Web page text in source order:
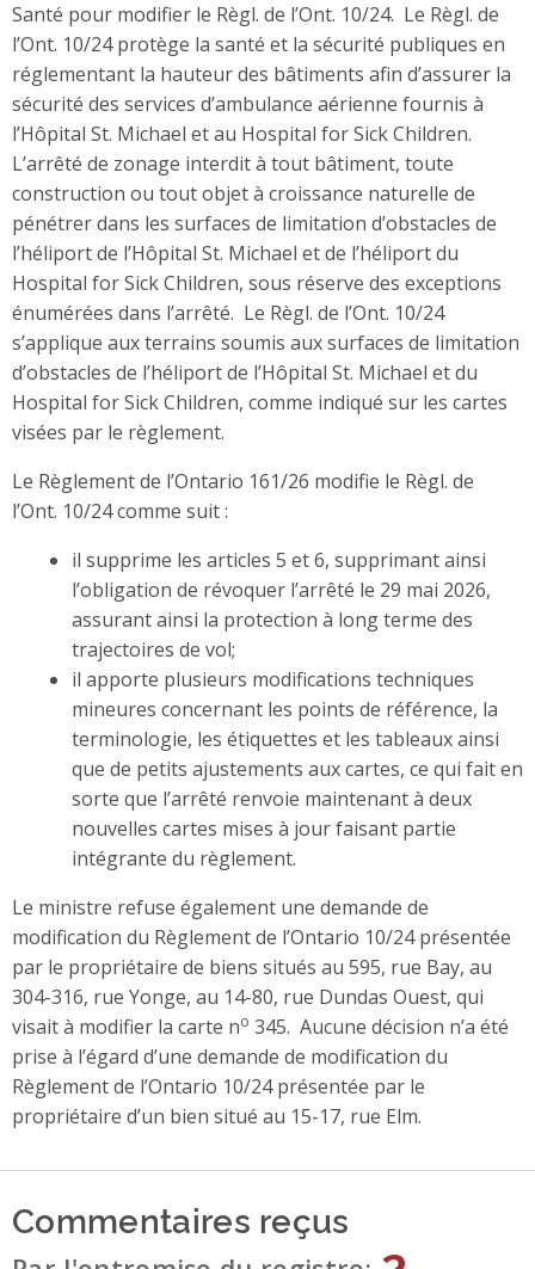
Santé pour modifier le Règl. de l’Ont. 10/24. Le Règl. de
l’Ont. 10/24 protège la santé et la sécurité publiques en
réglementant la hauteur des bâtiments afin d’assurer la
sécurité des services d’ambulance aérienne fournis à
l’Hôpital St. Michael et au Hospital for Sick Children.
L’arrêté de zonage interdit à tout bâtiment, toute
construction ou tout objet à croissance naturelle de
pénétrer dans les surfaces de limitation d’obstacles de
l’héliport de l’Hôpital St. Michael et de l’héliport du
Hospital for Sick Children, sous réserve des exceptions
énumérées dans l’arrêté. Le Règl. de l’Ont. 10/24
s’applique aux terrains soumis aux surfaces de limitation
d’obstacles de l’héliport de l’Hôpital St. Michael et du
Hospital for Sick Children, comme indiqué sur les cartes
visées par le règlement.
Le Règlement de l’Ontario 161/26 modifie le Règl. de
l’Ont. 10/24 comme suit :
il supprime les articles 5 et 6, supprimant ainsi
l’obligation de révoquer l’arrêté le 29 mai 2026,
assurant ainsi la protection à long terme des
trajectoires de vol;
il apporte plusieurs modifications techniques
mineures concernant les points de référence, la
terminologie, les étiquettes et les tableaux ainsi
que de petits ajustements aux cartes, ce qui fait en
sorte que l’arrêté renvoie maintenant à deux
nouvelles cartes mises à jour faisant partie
intégrante du règlement.
Le ministre refuse également une demande de
modification du Règlement de l’Ontario 10/24 présentée
par le propriétaire de biens situés au 595, rue Bay, au
304-316, rue Yonge, au 14-80, rue Dundas Ouest, qui
visait à modifier la carte no 345. Aucune décision n’a été
prise à l’égard d’une demande de modification du
Règlement de l’Ontario 10/24 présentée par le
propriétaire d’un bien situé au 15-17, rue Elm.
Commentaires reçus